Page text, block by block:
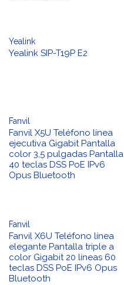
Yealink SIP-T19P E2
Yealink
Fanvil X5U Teléfono línea
ejecutiva Gigabit Pantalla
color 3,5 pulgadas Pantalla
40 teclas DSS PoE IPv6
Opus Bluetooth
Fanvil
Fanvil X6U Teléfono línea
elegante Pantalla triple a
color Gigabit 20 líneas 60
teclas DSS PoE IPv6 Opus
Bluetooth
Fanvil